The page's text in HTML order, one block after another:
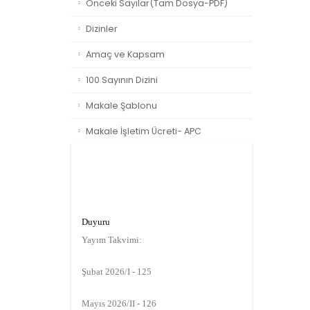
Önceki Sayılar(Tam Dosya-PDF)
Dizinler
Amaç ve Kapsam
100 Sayının Dizini
Makale Şablonu
Makale İşletim Ücreti- APC
Yayım Takvimi: